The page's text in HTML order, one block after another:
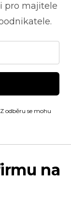
pro majitele
odběru se mohu
na